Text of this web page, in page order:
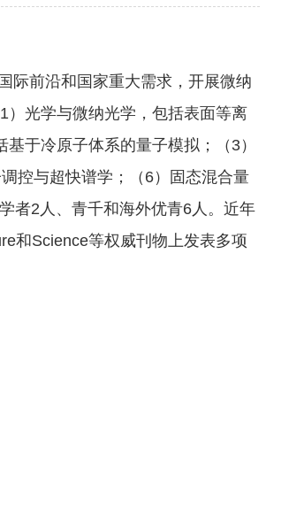
际前沿和国家重大需求，开展微纳
）光学与微纳光学，包括表面等离
于冷原子体系的量子模拟；（3）
控与超快谱学；（6）固态混合量
者2人、青千和海外优青6人。近年
和Science等权威刊物上发表多项